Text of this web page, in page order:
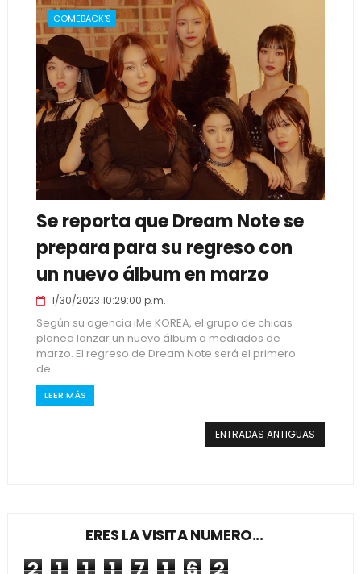
COMEBACK'S
Se reporta que Dream Note se
prepara para su regreso con
un nuevo álbum en marzo
1/30/2023 10:29:00 p.m.
Según su agencia iMe KOREA, el grupo de chicas
planea lanzar un nuevo álbum a mediados de
marzo. El regreso de Dream Note será el primero
de...
LEER MÁS
ENTRADAS ANTIGUAS
ERES LA VISITA NUMERO...